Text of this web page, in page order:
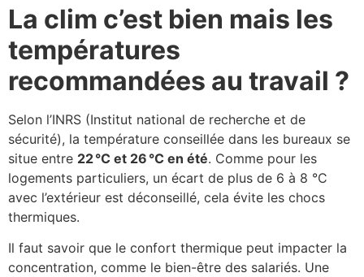
La clim c’est bien mais les
températures
recommandées au travail ?
Selon l’INRS (Institut national de recherche et de
sécurité), la température conseillée dans les bureaux se
situe entre 22°C et 26 °C en été. Comme pour les
logements particuliers, un écart de plus de 6 à 8 °C
avec l’extérieur est déconseillé, cela évite les chocs
thermiques.
Il faut savoir que le confort thermique peut impacter la
concentration, comme le bien-être des salariés. Une